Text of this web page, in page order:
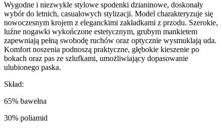
Wygodne i niezwykle stylowe spodenki dzianinowe, doskonały
wybór do letnich, casualowych stylizacji. Model charakteryzuje się
nowoczesnym krojem z eleganckimi zakładkami z przodu. Szerokie,
luźne nogawki wykończone estetycznym, grubym mankietem
zapewniają pełną swobodę ruchów oraz optycznie wysmuklają uda.
Komfort noszenia podnoszą praktyczne, głębokie kieszenie po
bokach oraz pas ze szlufkami, umożliwiający dopasowanie
ulubionego paska.
Skład:
65% bawełna
30% poliamid